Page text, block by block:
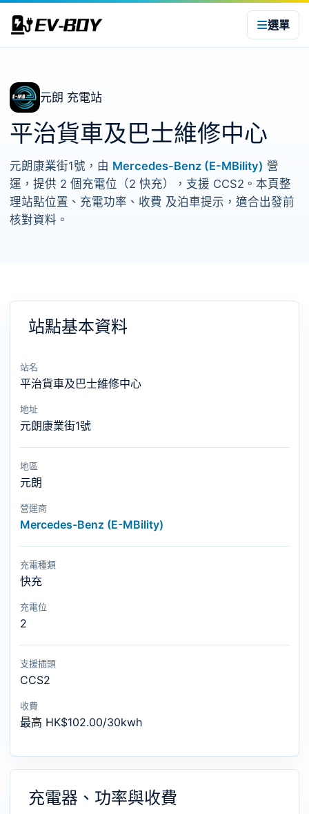
選單
元朗 充電站
平治貨車及巴士維修中心
元朗康業街1號，由 Mercedes-Benz (E-MBility) 營
運，提供 2 個充電位（2 快充），支援 CCS2。本頁整
理站點位置、充電功率、收費 及泊車提示，適合出發前
核對資料。
站點基本資料
站名
平治貨車及巴士維修中心
地址
元朗康業街1號
地區
元朗
營運商
Mercedes-Benz (E-MBility)
充電種類
快充
充電位
2
支援插頭
CCS2
收費
最高 HK$102.00/30kwh
充電器、功率與收費